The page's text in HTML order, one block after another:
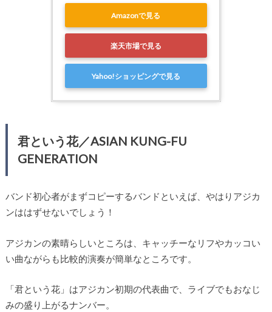
Amazonで見る
楽天市場で見る
Yahoo!ショッピングで見る
君という花／ASIAN KUNG-FU
GENERATION
バンド初心者がまずコピーするバンドといえば、やはりアジカ
ンははずせないでしょう！
アジカンの素晴らしいところは、キャッチーなリフやカッコい
い曲ながらも比較的演奏が簡単なところです。
「君という花」はアジカン初期の代表曲で、ライブでもおなじ
みの盛り上がるナンバー。